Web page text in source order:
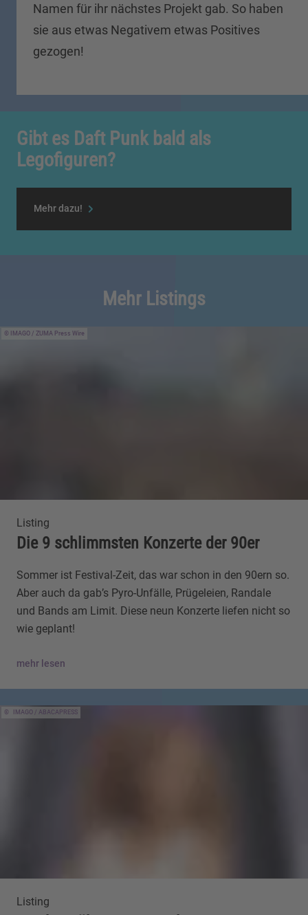
Namen für ihr nächstes Projekt gab. So haben
sie aus etwas Negativem etwas Positives
gezogen!
Gibt es Daft Punk bald als
Legofiguren?
Mehr dazu!
Mehr Listings
IMAGO / ZUMA Press Wire
Listing
Die 9 schlimmsten Konzerte der 90er
Sommer ist Festival-Zeit, das war schon in den 90ern so.
Aber auch da gab’s Pyro-Unfälle, Prügeleien, Randale
und Bands am Limit. Diese neun Konzerte liefen nicht so
wie geplant!
mehr lesen
IMAGO / ABACAPRESS
Listing